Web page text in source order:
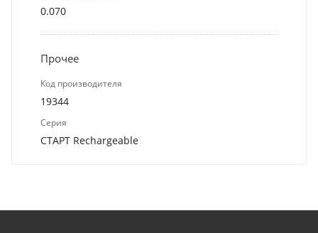
0.070
Прочее
Код производителя
19344
Серия
СТАРТ Rechargeable